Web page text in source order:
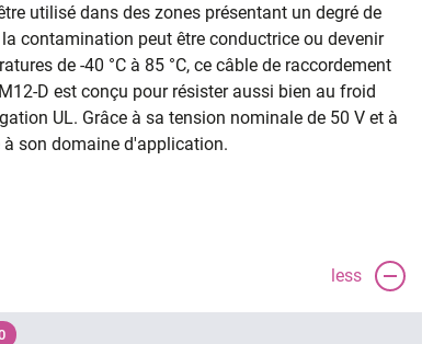
utilisé dans des zones présentant un degré de
contamination peut être conductrice ou devenir
de -40 °C à 85 °C, ce câble de raccordement
D est conçu pour résister aussi bien au froid
UL. Grâce à sa tension nominale de 50 V et à
son domaine d'application.
less